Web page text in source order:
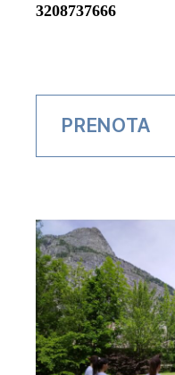
3208737666
PRENOTA